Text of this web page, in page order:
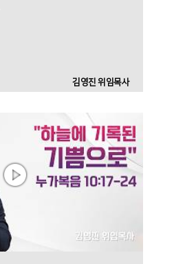
김영진 위임목사